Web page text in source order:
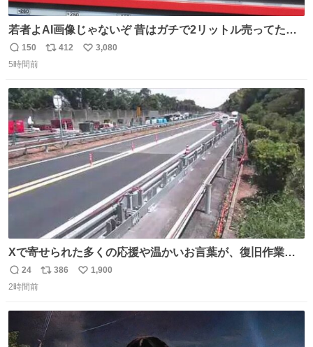
若者よAI画像じゃないぞ 昔はガチで2リットル売ってたん
やでw
返
信
150
リ
ト
数
412
い
数
3,080
5時間前
Xで寄せられた多くの応援や温かいお言葉が、復旧作業に
携わる社員の大きな励みとなっております。ありがとうご
ざいます。 九州道
返
信
24
リ
ト
数
386
い
数
1,900
2時間前